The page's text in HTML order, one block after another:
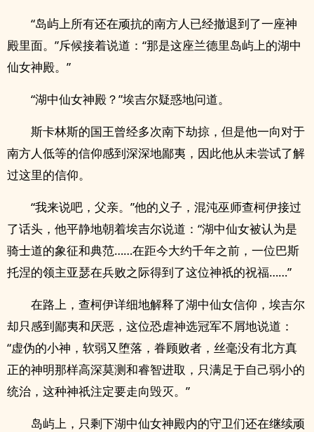
“岛屿上所有还在顽抗的南方人已经撤退到了一座神
殿里面。”斥候接着说道：“那是这座兰德里岛屿上的湖中
仙女神殿。”
“湖中仙女神殿？”埃吉尔疑惑地问道。
斯卡林斯的国王曾经多次南下劫掠，但是他一向对于
南方人低等的信仰感到深深地鄙夷，因此他从未尝试了解
过这里的信仰。
“我来说吧，父亲。”他的义子，混沌巫师查柯伊接过
了话头，他平静地朝着埃吉尔说道：“湖中仙女被认为是
骑士道的象征和典范……在距今大约千年之前，一位巴斯
托涅的领主亚瑟在兵败之际得到了这位神祇的祝福……”
在路上，查柯伊详细地解释了湖中仙女信仰，埃吉尔
却只感到鄙夷和厌恶，这位恐虐神选冠军不屑地说道：
“虚伪的小神，软弱又堕落，眷顾败者，丝毫没有北方真
正的神明那样高深莫测和睿智进取，只满足于自己弱小的
统治，这种神祇注定要走向毁灭。”
岛屿上，只剩下湖中仙女神殿内的守卫们还在继续顽